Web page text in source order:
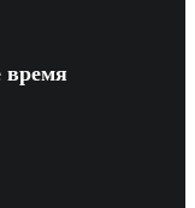
время